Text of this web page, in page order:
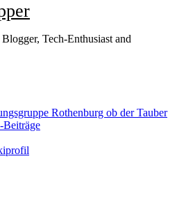
Tech-Enthusiast and
Rothenburg ob der Tauber
Beiträge